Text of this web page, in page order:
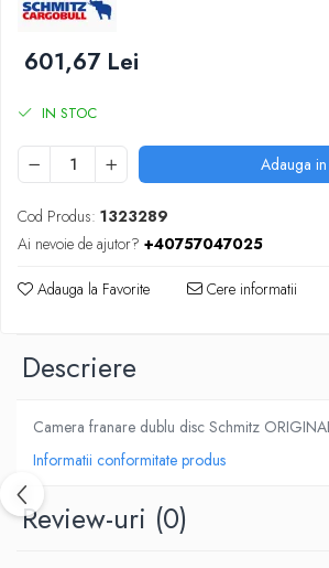
SUPAPE PNEUMATICE
SUSPENSIE
601,67 Lei
IN STOC
Adauga
Cod Produs: 1323289
Ai nevoie de ajutor? +40757047025
Adauga la Favorite Cere informatii
Descriere
Camera franare dublu disc Schmitz
Informatii conformitate produs
Review-uri (0)